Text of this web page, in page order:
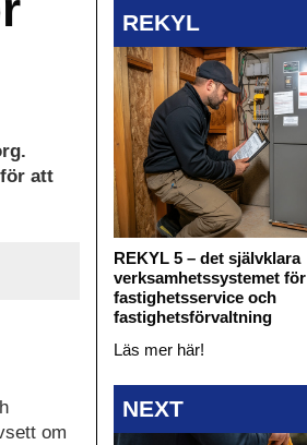
att
om
REKYL
REKYL 5 – det självklara
verksamhetssystemet för
fastighetsservice och
fastighetsförvaltning
Läs mer här!
NEXT